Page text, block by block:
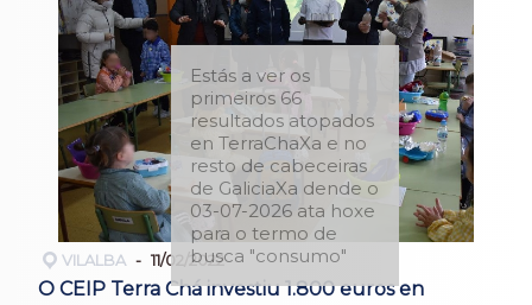
VILALBA 11/02/2022
O CEIP Terra Chá investiu 1.800 euros en
Estás a ver os
primeiros 66
resultados atopados
en TerraChaXa e no
resto de cabeceiras
de GaliciaXa dende o
03-07-2026 ata hoxe
para o termo de
busca "consumo"